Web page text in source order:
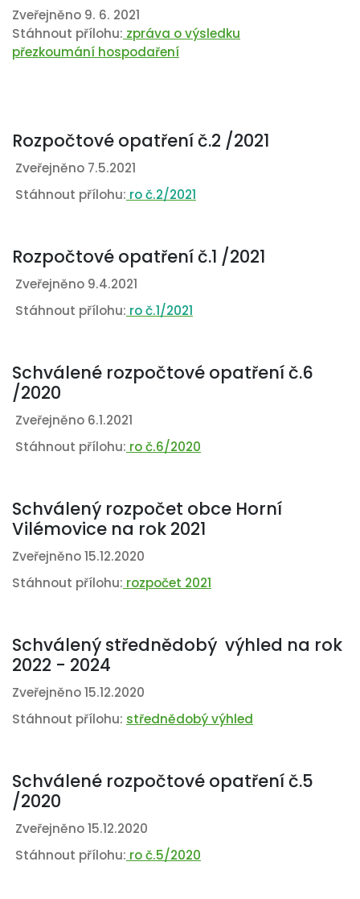
Zveřejněno 9. 6. 2021
Stáhnout přílohu: zpráva o výsledku
přezkoumání hospodaření
Rozpočtové opatření č.2 /2021
Zveřejněno 7.5.2021
Stáhnout přílohu: ro č.2/2021
Rozpočtové opatření č.1 /2021
Zveřejněno 9.4.2021
Stáhnout přílohu: ro č.1/2021
Schválené rozpočtové opatření č.6
/2020
Zveřejněno 6.1.2021
Stáhnout přílohu: ro č.6/2020
Schválený rozpočet obce Horní
Vilémovice na rok 2021
Zveřejněno 15.12.2020
Stáhnout přílohu: rozpočet 2021
Schválený střednědobý výhled na rok
2022 - 2024
Zveřejněno 15.12.2020
Stáhnout přílohu: střednědobý výhled
Schválené rozpočtové opatření č.5
/2020
Zveřejněno 15.12.2020
Stáhnout přílohu: ro č.5/2020